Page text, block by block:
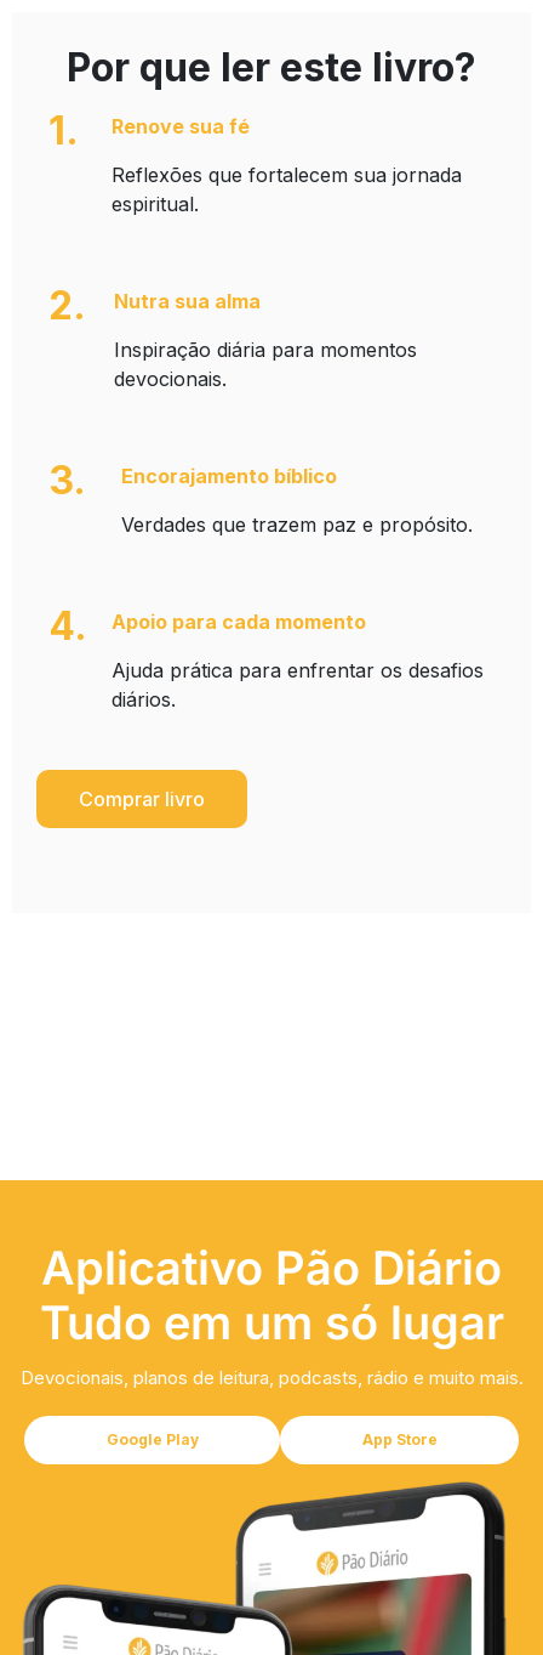
Por que ler este livro?
1.
Renove sua fé
Reflexões que fortalecem sua jornada
espiritual.
2.
Nutra sua alma
Inspiração diária para momentos
devocionais.
3.
Encorajamento bíblico
Verdades que trazem paz e propósito.
4.
Apoio para cada momento
Ajuda prática para enfrentar os desafios
diários.
Comprar livro
Aplicativo Pão Diário
Tudo em um só lugar
Devocionais, planos de leitura, podcasts, rádio e muito mais.
Google Play App Store